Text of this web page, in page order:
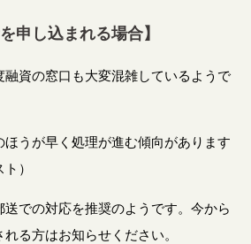
申し込まれる場合】
融資の窓口も大変混雑しているようで
うが早く処理が進む傾向があります
）
送での対応を推奨のようです。今から
る方はお知らせください。